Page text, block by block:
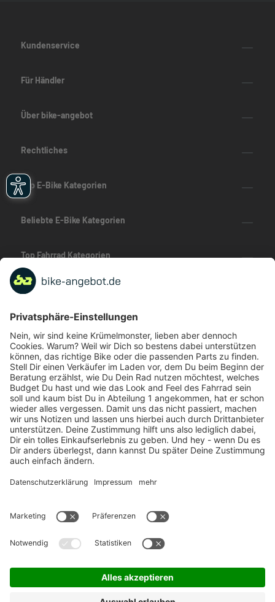
Kundenservice
Für Händler
Über bike-angebot
Rechtliches
Top E-Bike Kategorien
Beliebte E-Bike Kategorien
Top Fahrrad Kategorien
Beliebte Fahrrad-Kategorien
Marken-Highlights
TOP-Marken
ZAHLUNGSARTEN / RATENKAUF
FÜR ARBEITGEBER & ARBEITNEHMER